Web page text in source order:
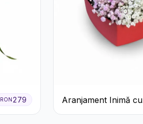
RON279
Aranjament Inimă cu
Orhidee și Floarea